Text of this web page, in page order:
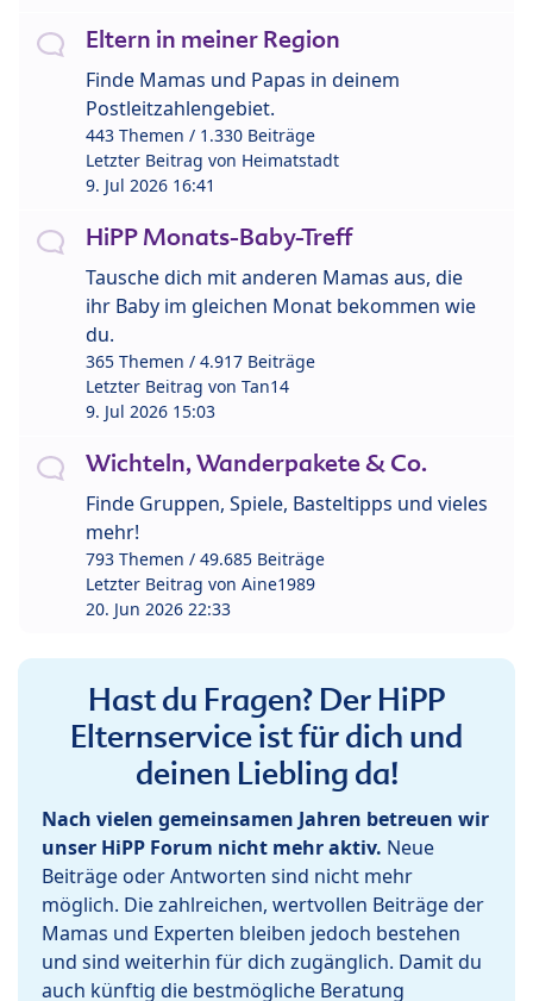
Eltern in meiner Region
Finde Mamas und Papas in deinem
Postleitzahlengebiet.
443 Themen / 1.330 Beiträge
Letzter Beitrag von Heimatstadt
9. Jul 2026 16:41
HiPP Monats-Baby-Treff
Tausche dich mit anderen Mamas aus, die
ihr Baby im gleichen Monat bekommen wie
du.
365 Themen / 4.917 Beiträge
Letzter Beitrag von Tan14
9. Jul 2026 15:03
Wichteln, Wanderpakete & Co.
Finde Gruppen, Spiele, Basteltipps und vieles
mehr!
793 Themen / 49.685 Beiträge
Letzter Beitrag von Aine1989
20. Jun 2026 22:33
Hast du Fragen? Der HiPP
Elternservice ist für dich und
deinen Liebling da!
Nach vielen gemeinsamen Jahren betreuen wir
unser HiPP Forum nicht mehr aktiv. Neue
Beiträge oder Antworten sind nicht mehr
möglich. Die zahlreichen, wertvollen Beiträge der
Mamas und Experten bleiben jedoch bestehen
und sind weiterhin für dich zugänglich. Damit du
auch künftig die bestmögliche Beratung